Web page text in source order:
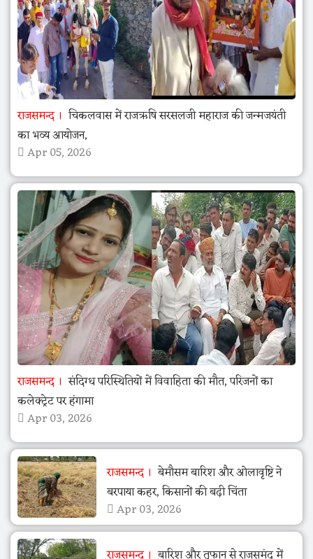
राजसमन्द
चिकलवास में राजऋषि सरसलजी महाराज की जन्मजयंती
का भव्य आयोजन,
Apr 05, 2026
राजसमन्द
संदिग्ध परिस्थितियों में विवाहिता की मौत, परिजनों का
कलेक्ट्रेट पर हंगामा
Apr 03, 2026
राजसमन्द
बेमौसम बारिश और ओलावृष्टि ने
बरपाया कहर, किसानों की बढ़ी चिंता
Apr 03, 2026